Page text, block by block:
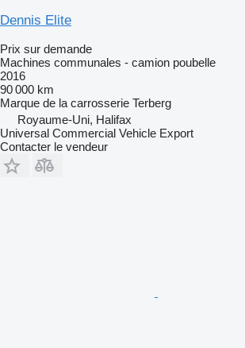
Dennis Elite
Prix sur demande
Machines communales - camion poubelle
2016
90 000 km
Marque de la carrosserie Terberg
Royaume-Uni, Halifax
Universal Commercial Vehicle Export
Contacter le vendeur